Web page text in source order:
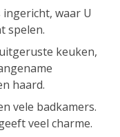
waar U
spelen.
keuken,
haard.
vele badkamers.
veel charme.